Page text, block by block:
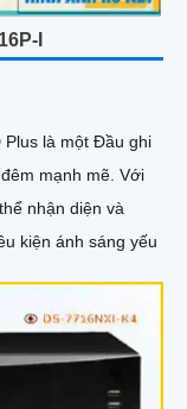
I
Plus là một Đầu ghi
mạnh mẽ. Với
nhận diện và
kiện ánh sáng yếu